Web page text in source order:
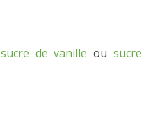
sucre de vanille ou sucre